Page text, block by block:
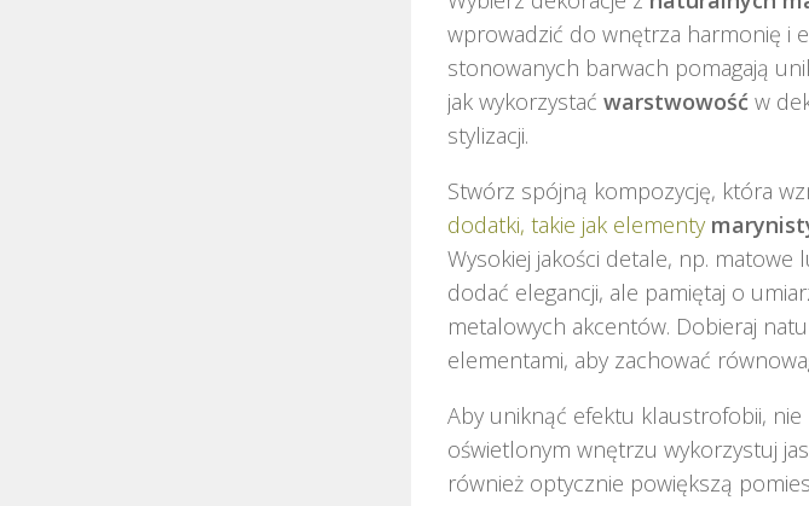
wprowadzić do wnętrza harmonię i
stonowanych barwach pomagają
jak wykorzystać warstwowość w
stylizacji.
Stwórz spójną kompozycję, która
dodatki, takie jak elementy
Wysokiej jakości detale, np. matowe
dodać elegancji, ale pamiętaj o
metalowych akcentów. Dobieraj
elementami, aby zachować
Aby uniknąć efektu klaustrofobii,
oświetlonym wnętrzu wykorzystuj
również optycznie powiększą